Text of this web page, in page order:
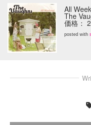
All
The
価格：
posted with